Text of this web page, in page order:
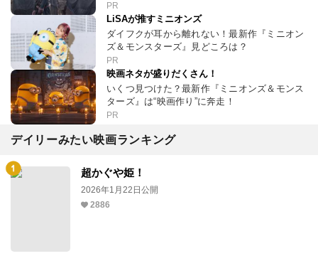
PR
LiSAが推すミニオンズ
ダイフクが耳から離れない！最新作『ミニオン
ズ＆モンスターズ』見どころは？
PR
映画ネタが盛りだくさん！
いくつ見つけた？最新作『ミニオンズ＆モンス
ターズ』は“映画作り”に奔走！
PR
デイリーみたい映画ランキング
超かぐや姫！
2026年1月22日公開
2886